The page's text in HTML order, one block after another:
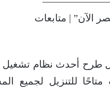
الآن” | متابعات
متاحًا للتنزيل لجميع